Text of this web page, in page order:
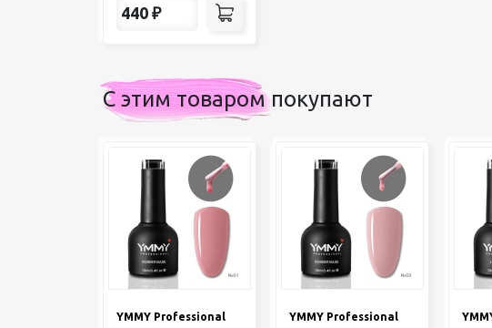
440 ₽
С этим товаром покупают
YMMY Professional
YMMY Professional